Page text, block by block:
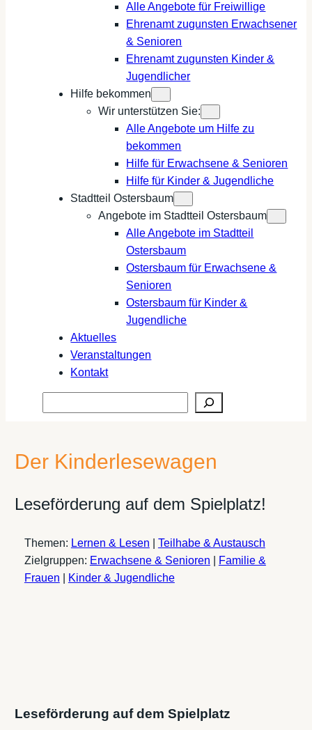
Alle Angebote für Freiwillige
Ehrenamt zugunsten Erwachsener
& Senioren
Ehrenamt zugunsten Kinder &
Jugendlicher
Hilfe bekommen
Wir unterstützen Sie:
Alle Angebote um Hilfe zu
bekommen
Hilfe für Erwachsene & Senioren
Hilfe für Kinder & Jugendliche
Stadtteil Ostersbaum
Angebote im Stadtteil Ostersbaum
Alle Angebote im Stadtteil
Ostersbaum
Ostersbaum für Erwachsene &
Senioren
Ostersbaum für Kinder &
Jugendliche
Aktuelles
Veranstaltungen
Kontakt
Der Kinderlesewagen
Leseförderung auf dem Spielplatz!
Themen: Lernen & Lesen
Teilhabe & Austausch
Zielgruppen: Erwachsene & Senioren
Familie &
Frauen
Kinder & Jugendliche
Leseförderung auf dem Spielplatz